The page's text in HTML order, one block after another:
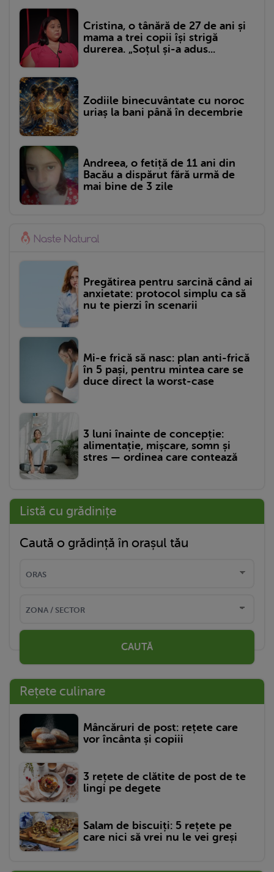
Cristina, o tânără de 27 de ani și
mama a trei copii își strigă
durerea. „Soțul și-a adus...
Zodiile binecuvântate cu noroc
uriaș la bani până în decembrie
Andreea, o fetiță de 11 ani din
Bacău a dispărut fără urmă de
mai bine de 3 zile
Pregătirea pentru sarcină când ai
anxietate: protocol simplu ca să
nu te pierzi în scenarii
Mi-e frică să nasc: plan anti-frică
în 5 pași, pentru mintea care se
duce direct la worst-case
3 luni înainte de concepție:
alimentație, mișcare, somn și
stres — ordinea care contează
Listă cu grădinițe
Caută o grădință în orașul tău
CAUTĂ
Rețete culinare
Mâncăruri de post: rețete care
vor încânta și copiii
3 rețete de clătite de post de te
lingi pe degete
Salam de biscuiți: 5 rețete pe
care nici să vrei nu le vei greși